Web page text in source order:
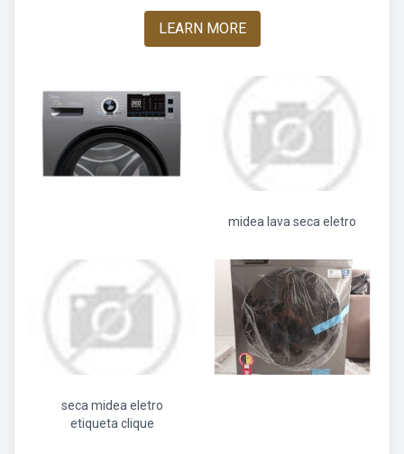
LEARN MORE
midea lava seca eletro
seca midea eletro
etiqueta clique